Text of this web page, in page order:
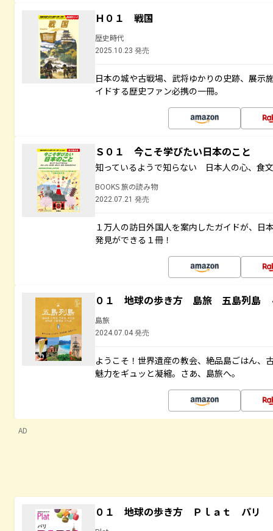
Ｈ０１ 戦国
歴史時代
2025.10.23 発売
日本の城や古戦場、武将ゆかりの史跡、展示
イドする歴史ファン必携の一冊。
Ｓ０１ 今こそ学びたい日本のこと
知っているようで知らない 日本人の心、食
BOOKS 旅の読み物
2022.07.21 発売
１万人の訪日外国人を案内したガイドが、日
発見ができる１冊！
０１ 地球の歩き方 島旅 五島列島
島旅
2024.07.04 発売
ようこそ！世界遺産の教会、絶品島ごはん、
魅力をギュッと凝縮。さあ、島旅へ。
AD
０１ 地球の歩き方 Ｐｌａｔ パリ